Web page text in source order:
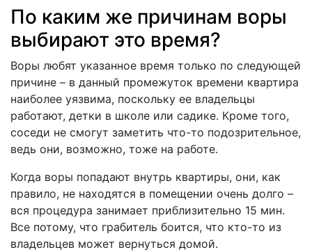
По каким же причинам воры
выбирают это время?
Воры любят указанное время только по следующей
причине – в данный промежуток времени квартира
наиболее уязвима, поскольку ее владельцы
работают, детки в школе или садике. Кроме того,
соседи не смогут заметить что-то подозрительное,
ведь они, возможно, тоже на работе.
Когда воры попадают внутрь квартиры, они, как
правило, не находятся в помещении очень долго –
вся процедура занимает приблизительно 15 мин.
Все потому, что грабитель боится, что кто-то из
владельцев может вернуться домой.